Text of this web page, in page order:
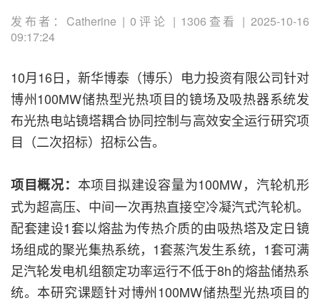
发布者：Catherine | 0评论 | 1306查看 | 2025-10-16
09:17:24
10月16日，新华博泰（博乐）电力投资有限公司针对
博州100MW储热型光热项目的镜场及吸热器系统发
布光热电站镜塔耦合协同控制与高效安全运行研究项
目（二次招标）招标公告。
项目概况： 本项目拟建设容量为100MW，汽轮机形
式为超高压、中间一次再热直接空冷凝汽式汽轮机。
配套建设1套以熔盐为传热介质的由吸热塔及定日镜
场组成的聚光集热系统，1套蒸汽发生系统，1套可满
足汽轮发电机组额定功率运行不低于8h的熔盐储热系
统。本研究课题针对博州100MW储热型光热项目的